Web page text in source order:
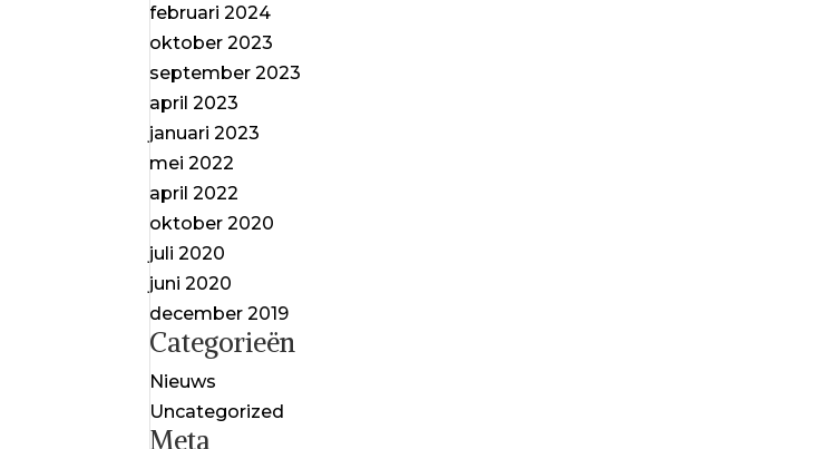
februari 2024
oktober 2023
september 2023
april 2023
januari 2023
mei 2022
april 2022
oktober 2020
juli 2020
juni 2020
december 2019
Categorieën
Nieuws
Uncategorized
Meta